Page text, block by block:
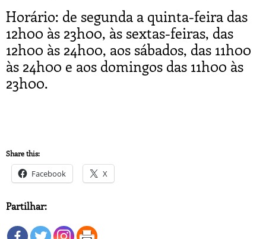
Horário: de segunda a quinta-feira das
12h00 às 23h00, às sextas-feiras, das
12h00 às 24h00, aos sábados, das 11h00
às 24h00 e aos domingos das 11h00 às
23h00.
Share this:
Facebook X
Partilhar: